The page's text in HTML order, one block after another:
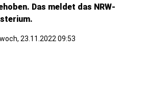
Das meldet das NRW-
23.11.2022 09:53